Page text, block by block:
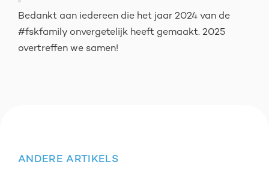
Bedankt aan iedereen die het jaar 2024 van de
#fskfamily onvergetelijk heeft gemaakt. 2025
overtreffen we samen!
ANDERE ARTIKELS